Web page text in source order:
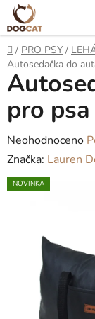
Přejít
na
obsah
Domů
/ PRO PSY /
Autosedačka do
pro
Průměrné
hodnocení
produktu
hvězdiček.
Neohodnoceno
Značka: Lauren
NOVINKA